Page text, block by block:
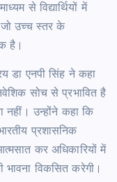
से विद्यार्थियों में
उच्च स्तर के
है।
डा एनपी सिंह ने कहा
सोच से प्रभावित है
नहीं। उन्होंने कहा कि
प्रशासनिक
कर अधिकारियों में
भावना विकसित करेगी।